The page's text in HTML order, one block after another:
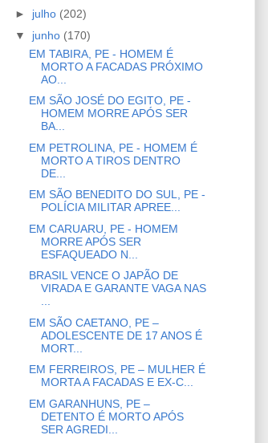
► julho (202)
▼ junho (170)
EM TABIRA, PE - HOMEM É
MORTO A FACADAS PRÓXIMO
AO...
EM SÃO JOSÉ DO EGITO, PE -
HOMEM MORRE APÓS SER
BA...
EM PETROLINA, PE - HOMEM É
MORTO A TIROS DENTRO
DE...
EM SÃO BENEDITO DO SUL, PE -
POLÍCIA MILITAR APREE...
EM CARUARU, PE - HOMEM
MORRE APÓS SER
ESFAQUEADO N...
BRASIL VENCE O JAPÃO DE
VIRADA E GARANTE VAGA NAS
...
EM SÃO CAETANO, PE –
ADOLESCENTE DE 17 ANOS É
MORT...
EM FERREIROS, PE – MULHER É
MORTA A FACADAS E EX-C...
EM GARANHUNS, PE –
DETENTO É MORTO APÓS
SER AGREDI...